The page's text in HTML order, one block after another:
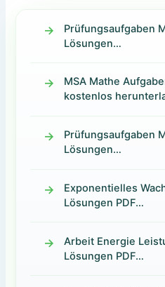
Prüfungsaufgaben
Lösungen…
MSA Mathe
kostenlos
Prüfungsaufgaben
Lösungen…
Exponentielles
Lösungen PDF…
Arbeit Energie
Lösungen PDF…